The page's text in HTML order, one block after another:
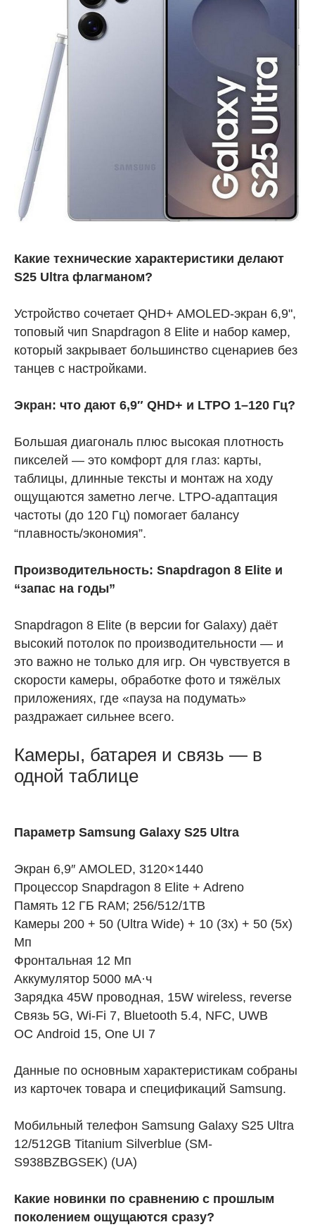
Какие технические характеристики делают
S25 Ultra флагманом?
Устройство сочетает QHD+ AMOLED-экран 6,9",
топовый чип Snapdragon 8 Elite и набор камер,
который закрывает большинство сценариев без
танцев с настройками.
Экран: что дают 6,9″ QHD+ и LTPO 1–120 Гц?
Большая диагональ плюс высокая плотность
пикселей — это комфорт для глаз: карты,
таблицы, длинные тексты и монтаж на ходу
ощущаются заметно легче. LTPO-адаптация
частоты (до 120 Гц) помогает балансу
“плавность/экономия”.
Производительность: Snapdragon 8 Elite и
“запас на годы”
Snapdragon 8 Elite (в версии for Galaxy) даёт
высокий потолок по производительности — и
это важно не только для игр. Он чувствуется в
скорости камеры, обработке фото и тяжёлых
приложениях, где «пауза на подумать»
раздражает сильнее всего.
Камеры, батарея и связь — в
одной таблице
Параметр Samsung Galaxy S25 Ultra
Экран 6,9″ AMOLED, 3120×1440
Процессор Snapdragon 8 Elite + Adreno
Память 12 ГБ RAM; 256/512/1TB
Камеры 200 + 50 (Ultra Wide) + 10 (3x) + 50 (5x)
Мп
Фронтальная 12 Мп
Аккумулятор 5000 мА·ч
Зарядка 45W проводная, 15W wireless, reverse
Связь 5G, Wi-Fi 7, Bluetooth 5.4, NFC, UWB
ОС Android 15, One UI 7
Данные по основным характеристикам собраны
из карточек товара и спецификаций Samsung.
Мобильный телефон Samsung Galaxy S25 Ultra
12/512GB Titanium Silverblue (SM-
S938BZBGSEK) (UA)
Какие новинки по сравнению с прошлым
поколением ощущаются сразу?